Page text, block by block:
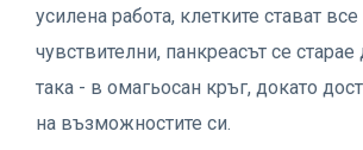
усилена работа, клетките стават
чувствителни, панкреасът се
така - в омагьосан кръг, докато
на възможностите си.